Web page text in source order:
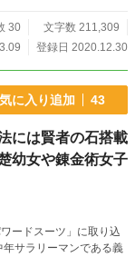
ンクへと落ちぶれてい
ある。
30
文字数 211,309
登録日 2020.12.30
に入り追加 43
には賢者の石搭載
幼女や錬金術女子
ードスーツ」に取り込